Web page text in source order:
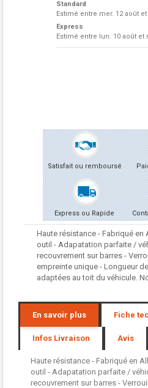
Standard
Estimé entre mer. 12 août
Express
Estimé entre lun. 10 août et
Satisfait ou remboursé
Express ou Rapide
Haute résistance - Fabriqué
outil - Adapatation parfaite /
recouvrement sur barres -
empreinte unique - Longueur
adaptées au toit du véhicule.
En savoir plus Fiche
Infos Livraison Avis
Haute résistance - Fabriqué en
outil - Adapatation parfaite /
recouvrement sur barres -